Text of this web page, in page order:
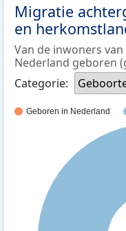
Migratie
en
Van de inwoners
Nederland geboren
Categorie:
Geboren in Nederland